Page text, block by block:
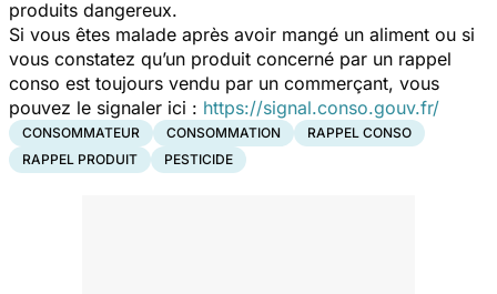
produits dangereux.
Si vous êtes malade après avoir mangé un aliment ou si
vous constatez qu’un produit concerné par un rappel
conso est toujours vendu par un commerçant, vous
pouvez le signaler ici : https://signal.conso.gouv.fr/
CONSOMMATEUR CONSOMMATION
RAPPEL CONSO
RAPPEL PRODUIT
PESTICIDE